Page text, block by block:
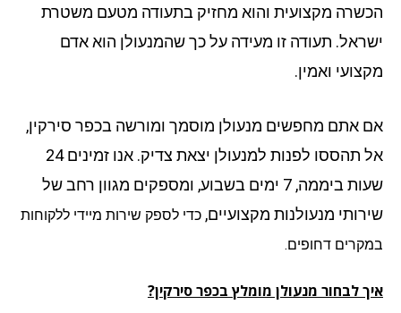
מקצועית והוא מחזיק בתעודה מטעם משטרת
תעודה זו מעידה על כך שהמנעולן הוא אדם
ואמין.
אתם מחפשים מנעולן מוסמך ומורשה בכפר סירקין,
אל תהססו לפנות למנעולן יצאת צדיק. אנו זמינים 24
שעות ביממה, 7 ימים בשבוע, ומספקים מגוון רחב של
מנעולנות מקצועיים,כדי לספק שירות מיידי ללקוחות
דחופים.
לבחור מנעולן מומלץ בכפר סירקין?